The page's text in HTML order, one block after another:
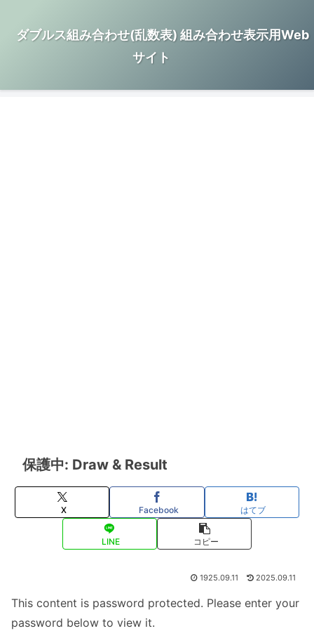
ダブルス組み合わせ(乱数表) 組み合わせ表示用Web
サイト
保護中: Draw & Result
X Facebook はてブ
LINE コピー
1925.09.11 2025.09.11
This content is password protected. Please enter your
password below to view it.